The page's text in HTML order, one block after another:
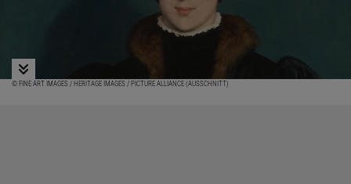
© FINE ART IMAGES / HERITAGE IMAGES / PICTURE ALLIANCE (AUSSCHNITT)